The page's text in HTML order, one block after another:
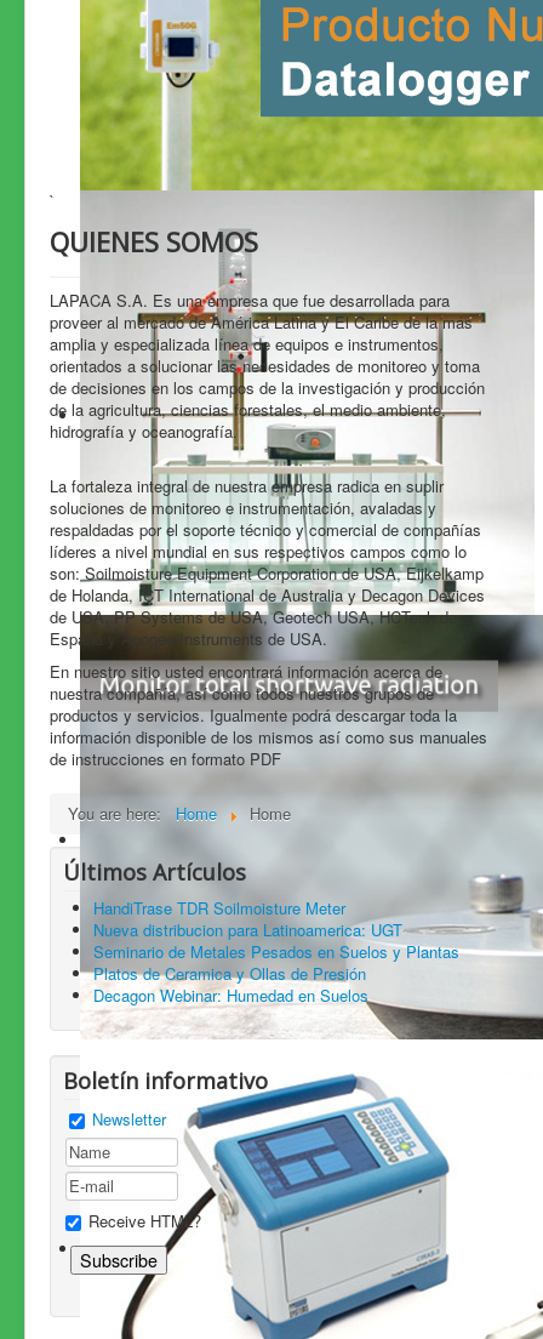
`
QUIENES SOMOS
LAPACA S.A. Es una empresa que fue desarrollada para
proveer al mercado de América Latina y El Caribe de la más
amplia y especializada línea de equipos e instrumentos,
orientados a solucionar las necesidades de monitoreo y toma
de decisiones en los campos de la investigación y producción
de la agricultura, ciencias forestales, el medio ambiente,
hidrografía y oceanografía.
La fortaleza integral de nuestra empresa radica en suplir
soluciones de monitoreo e instrumentación, avaladas y
respaldadas por el soporte técnico y comercial de compañías
líderes a nivel mundial en sus respectivos campos como lo
son: Soilmoisture Equipment Corporation de USA, Eijkelkamp
de Holanda, ICT International de Australia y Decagon Devices
de USA, PP Systems de USA, Geotech USA, HCTech de
España y Apogee Instruments de USA.
En nuestro sitio usted encontrará información acerca de
nuestra compañía, así como todos nuestros grupos de
productos y servicios. Igualmente podrá descargar toda la
información disponible de los mismos así como sus manuales
de instrucciones en formato PDF
You are here: Home Home
Últimos Artículos
HandiTrase TDR Soilmoisture Meter
Nueva distribucion para Latinoamerica: UGT
Seminario de Metales Pesados en Suelos y Plantas
Platos de Ceramica y Ollas de Presión
Decagon Webinar: Humedad en Suelos
Boletín informativo
Newsletter
Receive HTML?